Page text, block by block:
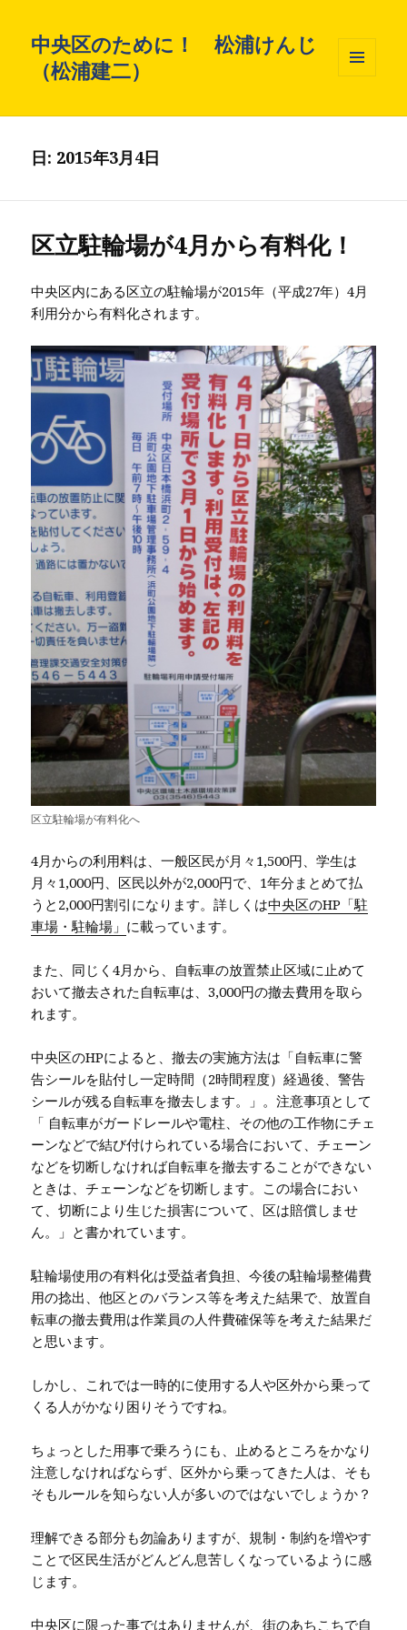
中央区のために！ 松浦けんじ
（松浦建二）
ィジェ
日: 2015年3月4日
区立駐輪場が4月から有料化！
中央区内にある区立の駐輪場が2015年（平成27年）4月
利用分から有料化されます。
区立駐輪場が有料化へ
4月からの利用料は、一般区民が月々1,500円、学生は
月々1,000円、区民以外が2,000円で、1年分まとめて払
うと2,000円割引になります。詳しくは中央区のHP「駐
車場・駐輪場」 に載っています。
また、同じく4月から、自転車の放置禁止区域に止めて
おいて撤去された自転車は、3,000円の撤去費用を取ら
れます。
中央区のHPによると、撤去の実施方法は「自転車に警
告シールを貼付し一定時間（2時間程度）経過後、警告
シールが残る自転車を撤去します。」。注意事項として
「 自転車がガードレールや電柱、その他の工作物にチェ
ーンなどで結び付けられている場合において、チェーン
などを切断しなければ自転車を撤去することができない
ときは、チェーンなどを切断します。この場合におい
て、切断により生じた損害について、区は賠償しませ
ん。」と書かれています。
駐輪場使用の有料化は受益者負担、今後の駐輪場整備費
用の捻出、他区とのバランス等を考えた結果で、放置自
転車の撤去費用は作業員の人件費確保等を考えた結果だ
と思います。
しかし、これでは一時的に使用する人や区外から乗って
くる人がかなり困りそうですね。
ちょっとした用事で乗ろうにも、止めるところをかなり
注意しなければならず、区外から乗ってきた人は、そも
そもルールを知らない人が多いのではないでしょうか？
理解できる部分も勿論ありますが、規制・制約を増やす
ことで区民生活がどんどん息苦しくなっているように感
じます。
中央区に限った事ではありませんが、街のあちこちで自